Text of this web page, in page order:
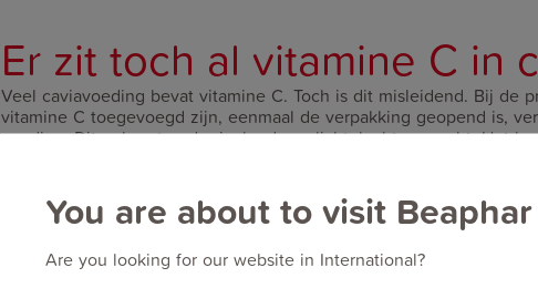
You are about to visit
Are you looking for our website in International?
Er zit toch al vitamine C in
Veel caviavoeding bevat vitamine C. Toch is dit misleidend. Bij de
vitamine C toegevoegd zijn, eenmaal de verpakking geopend is,
voeding. Dit gebeurt onder invloed van licht, lucht en vocht. Het
Zelf vitamine C geven
Doordat vitamine C zo snel uit de voeding verdwijnt, is het sterk